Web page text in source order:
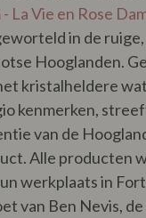
in de
Hooglanden.
kristalheldere
kenmerken,
van de
Alle producten
werkplaats in
van Ben Nevis,